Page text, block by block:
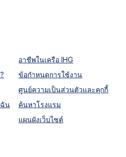
อาชีพในเครือ IHG
ข้อกำหนดการใช้งาน
ศูนย์ความเป็นส่วนตัวและคุกกี้
น
ค้นหาโรงแรม
แผนผังเว็บไซต์